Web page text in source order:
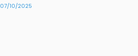
07/10/2025